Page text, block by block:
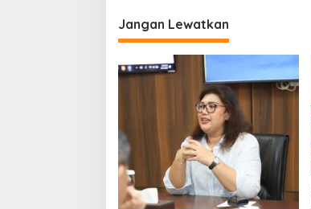
i
g
a
s
o
s
Jangan Lewatkan